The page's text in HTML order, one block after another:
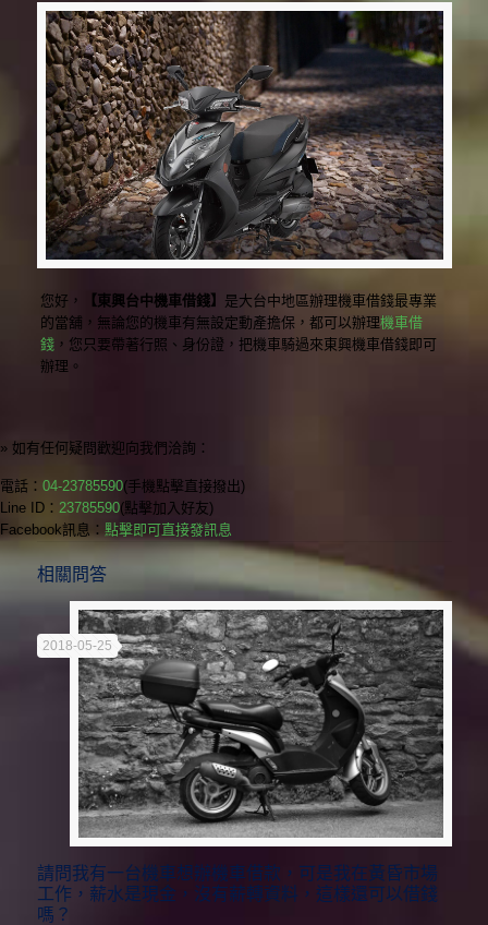
您好， 【東興台中機車借錢】 是大台中地區辦理機車借錢最專業
的當舖，無論您的機車有無設定動產擔保，都可以辦理機車借
錢 ，您只要帶著行照、身份證，把機車騎過來東興機車借錢即可
辦理。
» 如有任何疑問歡迎向我們洽詢：
電話： 04-23785590(手機點擊直接撥出)
Line ID： 23785590(點擊加入好友)
Facebook訊息： 點擊即可直接發訊息
相關問答
2018-05-25
請問我有一台機車想辦機車借款，可是我在黃昏市場
工作，薪水是現金，沒有薪轉資料，這樣還可以借錢
嗎？